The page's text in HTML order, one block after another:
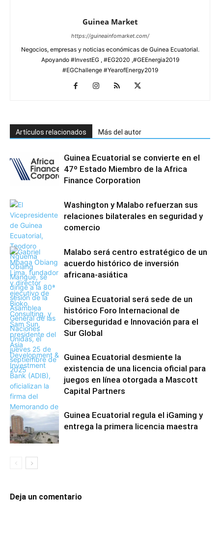
Guinea Market
https://guineainfomarket.com/
Negocios, empresas y noticias económicas de Guinea Ecuatorial.
Apoyando #InvestEG , #EG2020 ,#GEEnergia2019
#EGChallenge #YearofEnergy2019
Artículos relacionados Más del autor
Guinea Ecuatorial se convierte en el
47º Estado Miembro de la Africa
Finance Corporation
Washington y Malabo refuerzan sus
relaciones bilaterales en seguridad y
comercio
Malabo será centro estratégico de un
acuerdo histórico de inversión
africana-asiática
Guinea Ecuatorial será sede de un
histórico Foro Internacional de
Ciberseguridad e Innovación para el
Sur Global
Guinea Ecuatorial desmiente la
existencia de una licencia oficial para
juegos en línea otorgada a Mascott
Capital Partners
Guinea Ecuatorial regula el iGaming y
entrega la primera licencia maestra
Deja un comentario